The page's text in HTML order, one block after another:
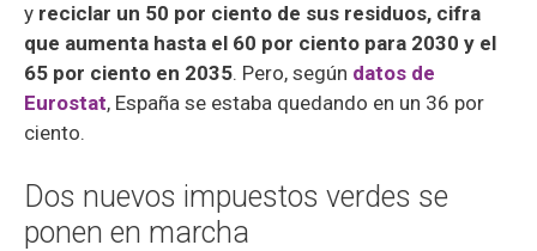
y reciclar un 50 por ciento de sus residuos, cifra
que aumenta hasta el 60 por ciento para 2030 y el
65 por ciento en 2035. Pero, según datos de
Eurostat, España se estaba quedando en un 36 por
ciento.
Dos nuevos impuestos verdes se
ponen en marcha